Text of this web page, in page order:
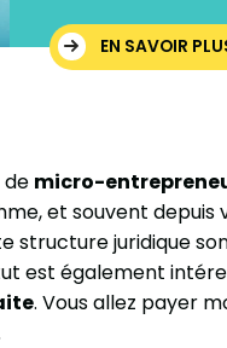
EN SAVOIR
de micro-
et souvent depuis
juridique
est également
. Vous allez payer